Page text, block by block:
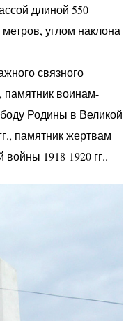
длиной 550
углом наклона
связного
памятник воинам-
Родины в Великой
памятник жертвам
1918-1920 гг..